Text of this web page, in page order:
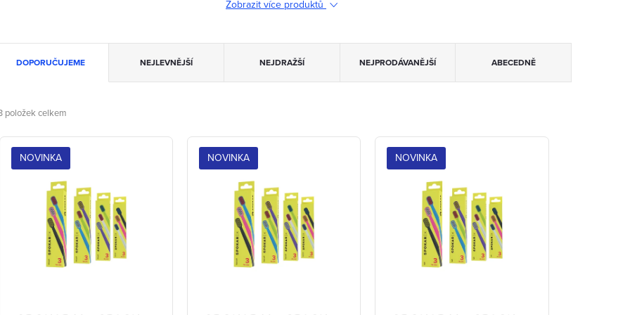
Zobrazit více produktů
DOPORUČUJEME NEJLEVNĚJŠÍ NEJDRAŽŠÍ NEJPRODÁVANĚJŠÍ ABECEDNĚ
položek celkem
V
NOVINKA NOVINKA NOVINKA